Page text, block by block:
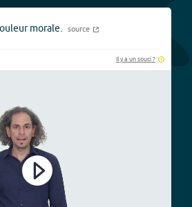
morale. source
Il y a un souci ?
Play